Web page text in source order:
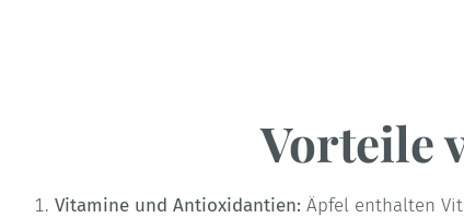
Vorteile
Vitamine und Antioxidantien: Äpfel enthalten